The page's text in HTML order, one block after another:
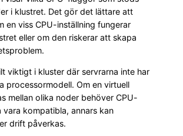
i klustret. Det gör det lättare att
en viss CPU-inställning fungerar
eller om den riskerar att skapa
viktigt i kluster där servrarna inte har
processormodell. Om en virtuell
mellan olika noder behöver CPU-
vara kompatibla, annars kan
drift påverkas.